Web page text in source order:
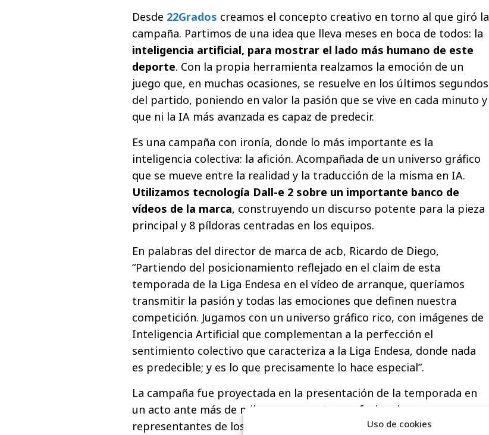
Uso de cookies
Desde 22Grados creamos el concepto creativo en torno al que giró la
campaña. Partimos de una idea que lleva meses en boca de todos: la
inteligencia artificial, para mostrar el lado más humano de este
deporte. Con la propia herramienta realzamos la emoción de un
juego que, en muchas ocasiones, se resuelve en los últimos segundos
del partido, poniendo en valor la pasión que se vive en cada minuto y
que ni la IA más avanzada es capaz de predecir.
Es una campaña con ironía, donde lo más importante es la
inteligencia colectiva: la afición. Acompañada de un universo gráfico
que se mueve entre la realidad y la traducción de la misma en IA.
Utilizamos tecnología Dall-e 2 sobre un importante banco de
vídeos de la marca, construyendo un discurso potente para la pieza
principal y 8 píldoras centradas en los equipos.
En palabras del director de marca de acb, Ricardo de Diego,
“Partiendo del posicionamiento reflejado en el claim de esta
temporada de la Liga Endesa en el vídeo de arranque, queríamos
transmitir la pasión y todas las emociones que definen nuestra
competición. Jugamos con un universo gráfico rico, con imágenes de
Inteligencia Artificial que complementan a la perfección el
sentimiento colectivo que caracteriza a la Liga Endesa, donde nada
es predecible; y es lo que precisamente lo hace especial”.
La campaña fue proyectada en la presentación de la temporada en
un acto ante más de mil personas entre profesionales,
representantes de los clubes, jugadores, árbitros y aficionados. Se